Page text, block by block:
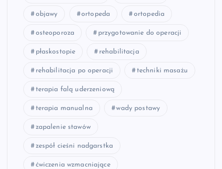
objawy ortopeda ortopedia
osteoporoza przygotowanie do operacji
płaskostopie rehabilitacja
rehabilitacja po operacji techniki masażu
terapia falą uderzeniową
terapia manualna wady postawy
zapalenie stawów
zespół cieśni nadgarstka
ćwiczenia wzmacniające